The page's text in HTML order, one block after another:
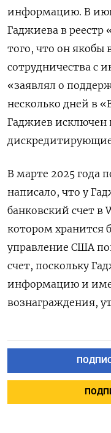
информацию. В
Гаджиева в реестр
того, что он якобы
сотрудничества с
«заявлял о
несколько дней в
Гаджиев исключен
В марте 2025 года
написало, что у
банковский счет в
котором хранится
управление США
счет, поскольку
информацию и
вознаграждения,